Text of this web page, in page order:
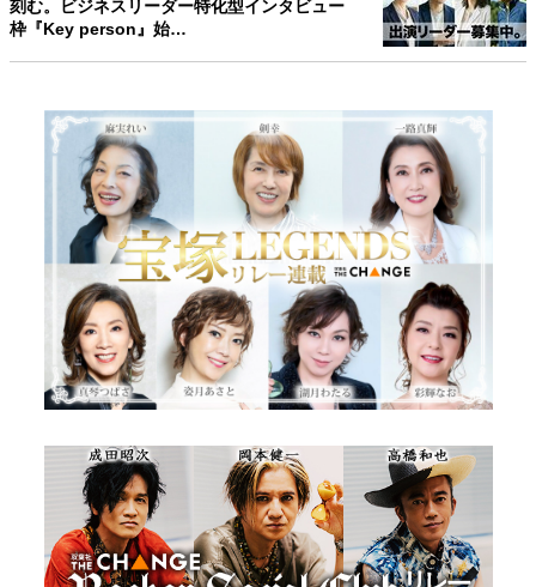
刻む。ビジネスリーダー特化型インタビュー
枠『Key person』始…